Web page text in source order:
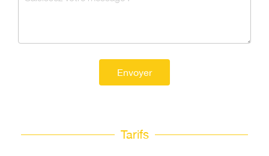
Envoyer
Tarifs